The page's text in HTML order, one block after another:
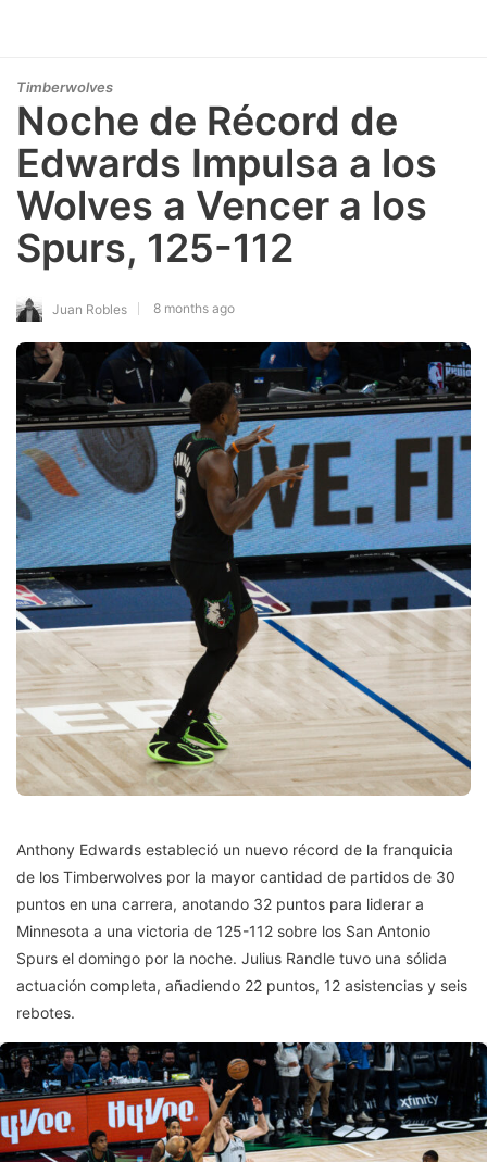
Timberwolves
Noche de Récord de
Edwards Impulsa a los
Wolves a Vencer a los
Spurs, 125-112
Juan Robles 8 months ago
Anthony Edwards estableció un nuevo récord de la franquicia
de los Timberwolves por la mayor cantidad de partidos de 30
puntos en una carrera, anotando 32 puntos para liderar a
Minnesota a una victoria de 125-112 sobre los San Antonio
Spurs el domingo por la noche. Julius Randle tuvo una sólida
actuación completa, añadiendo 22 puntos, 12 asistencias y seis
rebotes.